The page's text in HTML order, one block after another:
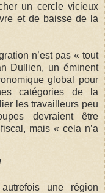
un cercle vicieux
et de baisse de la
n’est pas « tout
Dullien, un éminent
global pour
catégories de la
les travailleurs peu
devraient être
mais « cela n’a
une région